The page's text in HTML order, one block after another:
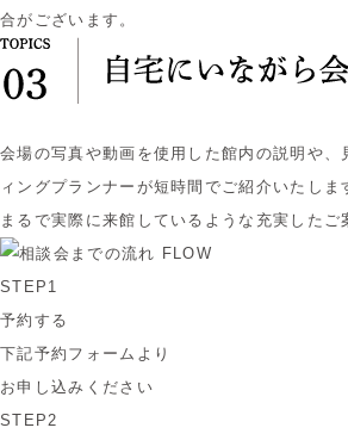
合がございます。
会場の写真や動画を使用した館内の説明や、
ィングプランナーが短時間でご紹介いたしま
まるで実際に来館しているような充実したご
STEP1
予約する
下記予約フォームより
お申し込みください
STEP2